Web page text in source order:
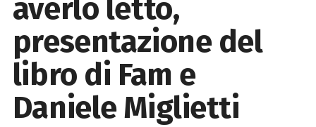
averlo letto,
presentazione del
libro di Fam e
Daniele Miglietti